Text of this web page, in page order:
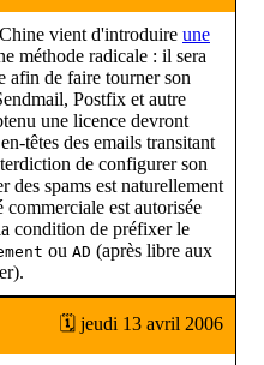
vient d'introduire une
méthode radicale : il sera
afin de faire tourner son
Postfix et autre
une licence devront
têtes des emails transitant
de configurer son
des spams est naturellement
est autorisée
condition de préfixer le
ou AD (après libre aux
🗓 jeudi 13 avril 2006